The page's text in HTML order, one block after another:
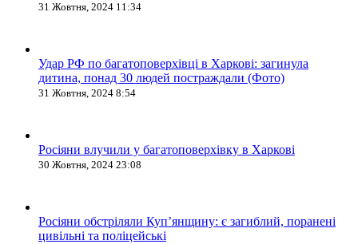
31 Жовтня, 2024 11:34
Удар РФ по багатоповерхівці в Харкові: загинула
дитина, понад 30 людей постраждали (Фото)
31 Жовтня, 2024 8:54
Росіяни влучили у багатоповерхівку в Харкові
30 Жовтня, 2024 23:08
Росіяни обстріляли Купʼянщину: є загиблий, поранені
цивільні та поліцейські